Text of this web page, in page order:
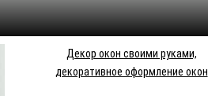
Декор окон своими руками,
декоративное оформление окон